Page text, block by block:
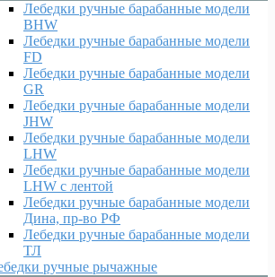
Лебедки ручные барабанные модели
BHW
Лебедки ручные барабанные модели
FD
Лебедки ручные барабанные модели
GR
Лебедки ручные барабанные модели
JHW
Лебедки ручные барабанные модели
LHW
Лебедки ручные барабанные модели
LHW c лентой
Лебедки ручные барабанные модели
Дина, пр-во РФ
Лебедки ручные барабанные модели
ТЛ
ручные рычажные